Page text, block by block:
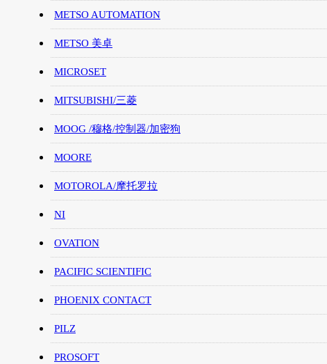
METSO AUTOMATION
METSO 美卓
MICROSET
MITSUBISHI/三菱
MOOG /穆格/控制器/加密狗
MOORE
MOTOROLA/摩托罗拉
NI
OVATION
PACIFIC SCIENTIFIC
PHOENIX CONTACT
PILZ
PROSOFT